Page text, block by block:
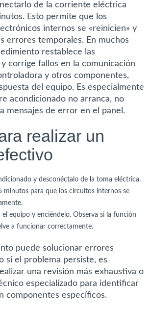
de la corriente eléctrica
Esto permite que los
internos se «reinicien» y
errores temporales. En muchos
restablece las
corrige fallos en la comunicación
y otros componentes,
del equipo. Es especialmente
acondicionado no arranca, no
mensajes de error en el panel.
realizar un
y desconéctalo de la toma eléctrica.
minutos para que los circuitos internos se
el equipo y enciéndelo. Observa si la función
a funcionar correctamente.
puede solucionar errores
si el problema persiste, es
una revisión más exhaustiva o
especializado para identificar
componentes específicos.